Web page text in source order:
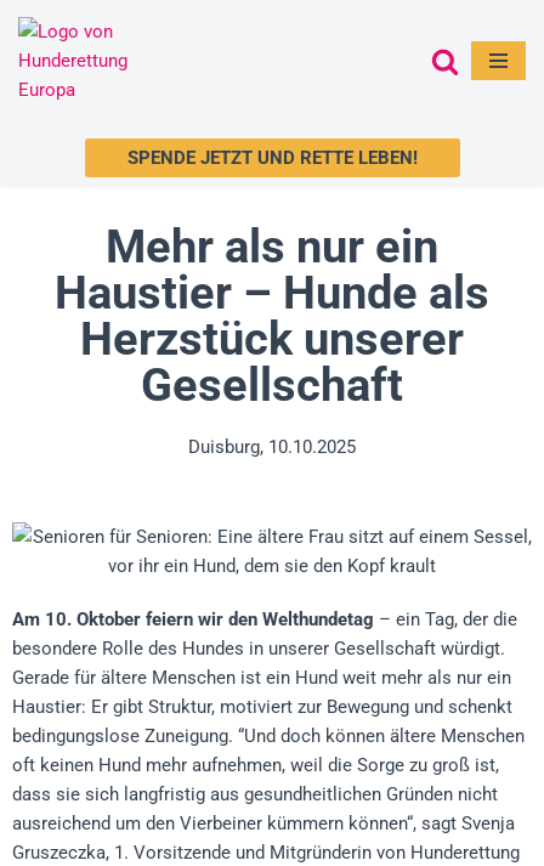
Zum
Inhalt
SPENDE JETZT UND RETTE LEBEN!
Mehr als nur ein
Haustier – Hunde als
Herzstück unserer
Gesellschaft
Duisburg, 10.10.2025
Am 10. Oktober feiern wir den Welthundetag – ein Tag, der die
besondere Rolle des Hundes in unserer Gesellschaft würdigt.
Gerade für ältere Menschen ist ein Hund weit mehr als nur ein
Haustier: Er gibt Struktur, motiviert zur Bewegung und schenkt
bedingungslose Zuneigung. “Und doch können ältere Menschen
oft keinen Hund mehr aufnehmen, weil die Sorge zu groß ist,
dass sie sich langfristig aus gesundheitlichen Gründen nicht
ausreichend um den Vierbeiner kümmern können“, sagt Svenja
Gruszeczka, 1. Vorsitzende und Mitgründerin von Hunderettung